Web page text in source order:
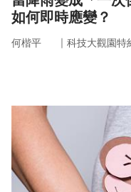
如何即時應變？
何楷平 ｜ 科技大觀園特